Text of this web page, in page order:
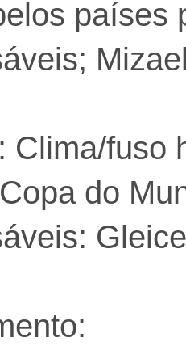
países
Clima/fuso
do